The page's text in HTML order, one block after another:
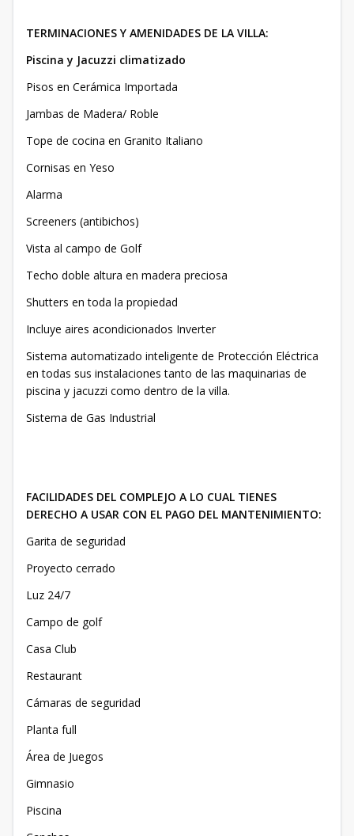
TERMINACIONES Y AMENIDADES DE LA VILLA:
Piscina y Jacuzzi climatizado
Pisos en Cerámica Importada
Jambas de Madera/ Roble
Tope de cocina en Granito Italiano
Cornisas en Yeso
Alarma
Screeners (antibichos)
Vista al campo de Golf
Techo doble altura en madera preciosa
Shutters en toda la propiedad
Incluye aires acondicionados Inverter
Sistema automatizado inteligente de Protección Eléctrica
en todas sus instalaciones tanto de las maquinarias de
piscina y jacuzzi como dentro de la villa.
Sistema de Gas Industrial
FACILIDADES DEL COMPLEJO A LO CUAL TIENES
DERECHO A USAR CON EL PAGO DEL MANTENIMIENTO:
Garita de seguridad
Proyecto cerrado
Luz 24/7
Campo de golf
Casa Club
Restaurant
Cámaras de seguridad
Planta full
Área de Juegos
Gimnasio
Piscina